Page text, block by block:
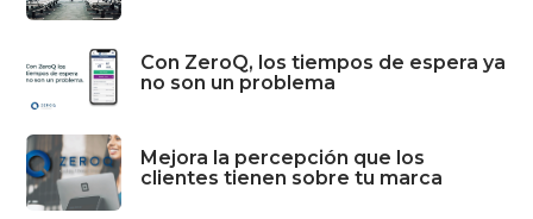
Con ZeroQ, los tiempos de espera ya
no son un problema
Mejora la percepción que los
clientes tienen sobre tu marca